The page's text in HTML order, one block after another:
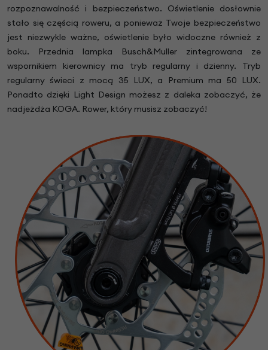
rozpoznawalność i bezpieczeństwo. Oświetlenie dosłownie
stało się częścią roweru, a ponieważ Twoje bezpieczeństwo
jest niezwykle ważne, oświetlenie było widoczne również z
boku. Przednia lampka Busch&Muller zintegrowana ze
wspornikiem kierownicy ma tryb regularny i dzienny. Tryb
regularny świeci z mocą 35 LUX, a Premium ma 50 LUX.
Ponadto dzięki Light Design możesz z daleka zobaczyć, że
nadjeżdża KOGA. Rower, który musisz zobaczyć!